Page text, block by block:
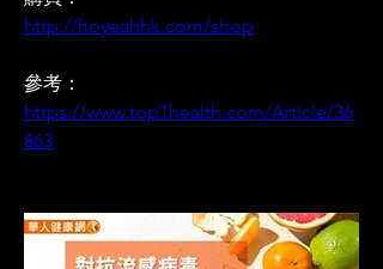
http://hoyeahhk.com/shop
參考：
https://www.top1health.com/Article/36
863